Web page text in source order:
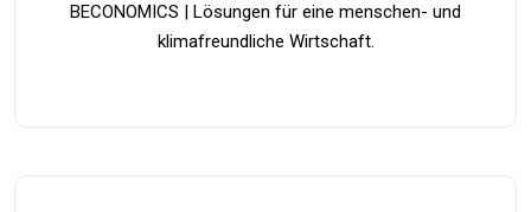
BECONOMICS | Lösungen für eine menschen- und
klimafreundliche Wirtschaft.